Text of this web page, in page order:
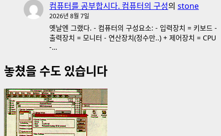
컴퓨터를 공부합시다. 컴퓨터의 구성의 stone
2026년 8월 7일
옛날엔 그랬다. - 컴퓨터의 구성요소: - 입력장치 = 키보드 -
출력장치 = 모니터 - 연산장치(정수만..) + 제어장치 = CPU
-…
놓쳤을 수도 있습니다